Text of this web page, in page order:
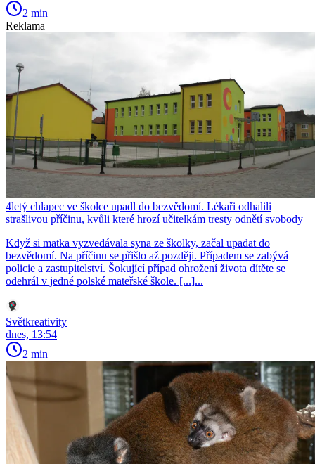
2 min
Reklama
4letý chlapec ve školce upadl do bezvědomí. Lékaři odhalili
strašlivou příčinu, kvůli které hrozí učitelkám tresty odnětí svobody
Když si matka vyzvedávala syna ze školky, začal upadat do
bezvědomí. Na příčinu se přišlo až později. Případem se zabývá
policie a zastupitelství. Šokující případ ohrožení života dítěte se
odehrál v jedné polské mateřské škole. [...]...
Světkreativity
dnes, 13:54
2 min